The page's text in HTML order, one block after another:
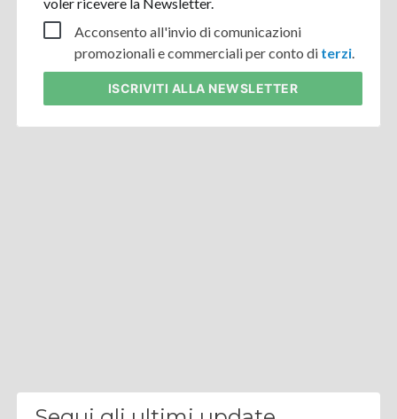
Acconsento all'invio di comunicazioni
promozionali e commerciali per conto di terzi.
ISCRIVITI ALLA NEWSLETTER